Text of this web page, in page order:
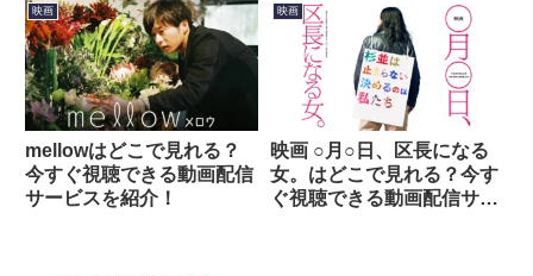
介！
映画
mellowはどこで見れる？
今すぐ視聴できる動画配信
サービスを紹介！
映画
映画 ○月○日、区長になる
女。はどこで見れる？今す
ぐ視聴できる動画配信サー